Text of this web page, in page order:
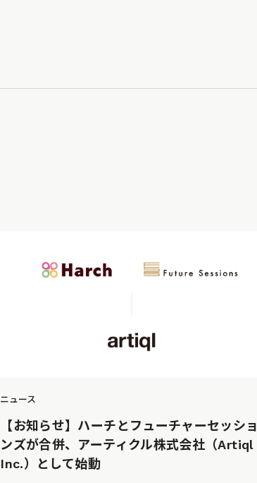
ニュース
【お知らせ】ハーチとフューチャーセッショ
ンズが合併、アーティクル株式会社（Artiql
Inc.）として始動